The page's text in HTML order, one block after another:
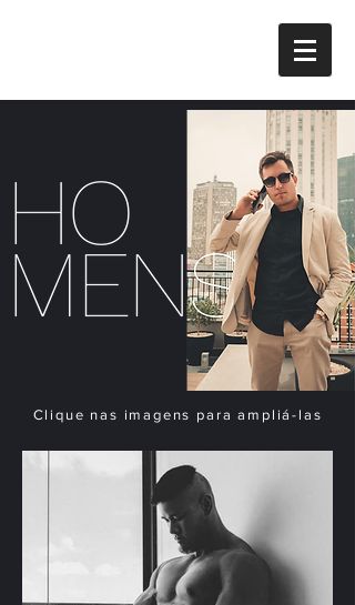
Clique nas imagens para ampliá-las